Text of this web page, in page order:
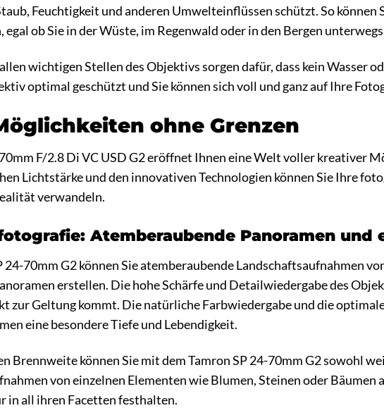
Feuchtigkeit und anderen Umwelteinflüssen schützt. So können
ob Sie in der Wüste, im Regenwald oder in den Bergen
wichtigen Stellen des Objektivs sorgen dafür, dass kein Wasser
optimal geschützt und Sie können sich voll und ganz auf Ihre
ohne Grenzen
F/2.8 Di VC USD G2 eröffnet Ihnen eine Welt voller kreativer
Lichtstärke und den innovativen Technologien können Sie Ihre
verwandeln.
Atemberaubende Panoramen und
24-70mm G2 können Sie atemberaubende Landschaftsaufnahmen
erstellen. Die hohe Schärfe und Detailwiedergabe des
zur Geltung kommt. Die natürliche Farbwiedergabe und die
eine besondere Tiefe und Lebendigkeit.
Brennweite können Sie mit dem Tamron SP 24-70mm G2 sowohl
von einzelnen Elementen wie Blumen, Steinen oder Bäumen
in all ihren Facetten festhalten.